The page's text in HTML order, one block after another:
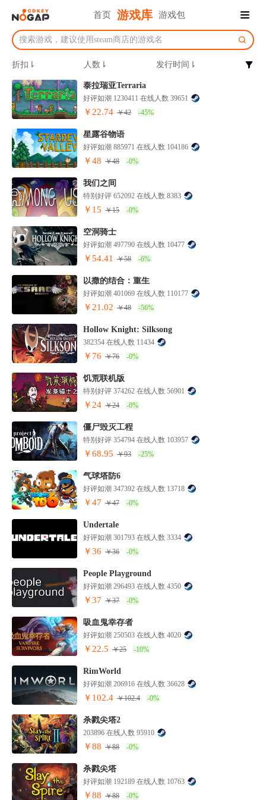
首页 游戏库 游戏包
折扣⇂ 人数⇂ 发行时间⇂
泰拉瑞亚Terraria
好评如潮 1230411 在线人数 39651
￥22.74 ￥42 -45%
星露谷物语
好评如潮 885971 在线人数 104186
￥48 ￥48 -0%
我们之间
特别好评 652092 在线人数 8383
￥15 ￥15 -0%
空洞骑士
好评如潮 497790 在线人数 10477
￥54.41 ￥58 -6%
以撒的结合：重生
好评如潮 401069 在线人数 110177
￥21.02 ￥48 -56%
Hollow Knight: Silksong
382354 在线人数 11434
￥76 ￥76 -0%
饥荒联机版
特别好评 374262 在线人数 56901
￥24 ￥24 -0%
僵尸毁灭工程
特别好评 354794 在线人数 103957
￥68.95 ￥93 -25%
气球塔防6
好评如潮 347392 在线人数 13718
￥47 ￥47 -0%
Undertale
好评如潮 301793 在线人数 3334
￥36 ￥36 -0%
People Playground
好评如潮 296493 在线人数 4350
￥37 ￥37 -0%
吸血鬼幸存者
好评如潮 250503 在线人数 4020
￥22.5 ￥25 -10%
RimWorld
好评如潮 206916 在线人数 36628
￥102.4 ￥102.4 -0%
杀戮尖塔2
203896 在线人数 95910
￥88 ￥88 -0%
杀戮尖塔
好评如潮 192189 在线人数 10763
￥88 ￥88 -0%